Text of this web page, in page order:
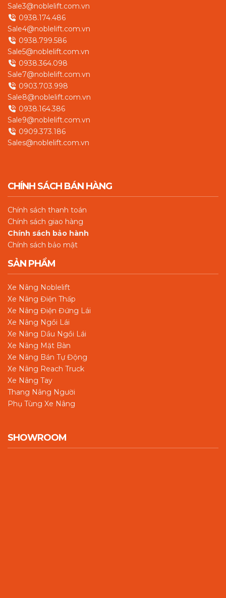
Sale3@noblelift.com.vn
0938.174.486
Sale4@noblelift.com.vn
0938.799.586
Sale5@noblelift.com.vn
0938.364.098
Sale7@noblelift.com.vn
0903.703.998
Sale8@noblelift.com.vn
0938.164.386
Sale9@noblelift.com.vn
0909.373.186
Sales@noblelift.com.vn
CHÍNH SÁCH BÁN HÀNG
Chính sách thanh toán
Chính sách giao hàng
Chính sách bảo hành
Chính sách bảo mật
SẢN PHẨM
Xe Nâng Noblelift
Xe Nâng Điện Thấp
Xe Nâng Điện Đứng Lái
Xe Nâng Ngồi Lái
Xe Nâng Dầu Ngồi Lái
Xe Nâng Mặt Bàn
Xe Nâng Bán Tự Động
Xe Nâng Reach Truck
Xe Nâng Tay
Thang Nâng Người
Phụ Tùng Xe Nâng
SHOWROOM